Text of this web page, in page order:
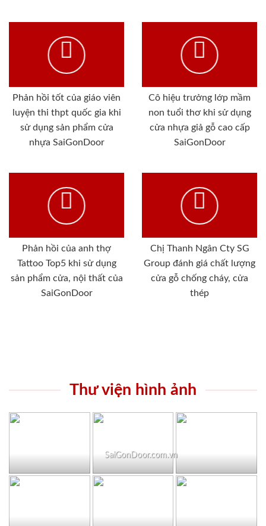
Phản hồi tốt của giáo viên
luyện thi thpt quốc gia khi
sử dụng sản phẩm cửa
nhựa SaiGonDoor
Cô hiệu trưởng lớp mầm
non tuổi thơ khi sử dụng
cửa nhựa giả gỗ cao cấp
SaiGonDoor
Phản hồi của anh thợ
Tattoo Top5 khi sử dụng
sản phẩm cửa, nội thất của
SaiGonDoor
Chị Thanh Ngân Cty SG
Group đánh giá chất lượng
cửa gỗ chống cháy, cửa
thép
Thư viện hình ảnh
SaiGonDoor.com.vn